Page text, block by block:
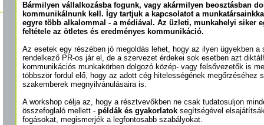
Bármilyen vállalkozásba fogunk, vagy akármilyen beosztásban
kommunikálnunk kell. Így tartjuk a kapcsolatot a
egyre több alkalommal - a médiával. Az üzleti, munkahelyi siker
feltétele az ötletes és eredményes kommunikáció.
Az esetek egy részében jó megoldás lehet, hogy az ilyen ügyekben a
rendelkező PR-os jár el, de a szervezet érdekei sok esetben azt
kommunikációs munkakörben dolgozó közép- vagy felsővezetők is
többször fordul elő, hogy az adott cég hitelességének megőrzéséhez
szakemberek megnyilvánulásaira is.
A workshop célja az, hogy a résztvevőkben ne csak tudatosuljon
összefoglaló mellett - példák és gyakorlatok segítségével
fogásokat, megismerjék a legfontosabb szabályokat.